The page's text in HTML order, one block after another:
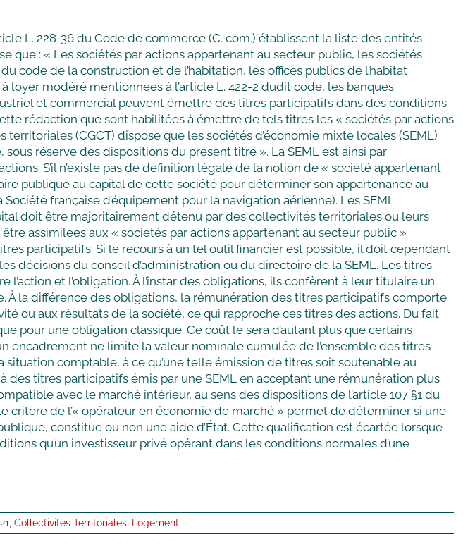
L. 228-36 du Code de commerce (C. com.) établissent la liste des entités
que : « Les sociétés par actions appartenant au secteur public, les sociétés
code de la construction et de l’habitation, les offices publics de l’habitat
loyer modéré mentionnées à l’article L. 422-2 dudit code, les banques
et commercial peuvent émettre des titres participatifs dans des conditions
rédaction que sont habilitées à émettre de tels titres les « sociétés par actions
(CGCT) dispose que les sociétés d’économie mixte locales (SEML)
réserve des dispositions du présent titre ». La SEML est ainsi par
S’il n’existe pas de définition légale de la notion de « société appartenant
publique au capital de cette société pour déterminer son appartenance au
française d’équipement pour la navigation aérienne). Les SEML
doit être majoritairement détenu par des collectivités territoriales ou leurs
assimilées aux « sociétés par actions appartenant au secteur public »
participatifs. Si le recours à un tel outil financier est possible, il doit cependant
décisions du conseil d’administration ou du directoire de la SEML. Les titres
et l’obligation. À l’instar des obligations, ils confèrent à leur titulaire un
la différence des obligations, la rémunération des titres participatifs comporte
ou aux résultats de la société, ce qui rapproche ces titres des actions. Du fait
pour une obligation classique. Ce coût le sera d’autant plus que certains
encadrement ne limite la valeur nominale cumulée de l’ensemble des titres
comptable, à ce qu’une telle émission de titres soit soutenable au
des titres participatifs émis par une SEML en acceptant une rémunération plus
avec le marché intérieur, au sens des dispositions de l’article 107 §1 du
critère de l’« opérateur en économie de marché » permet de déterminer si une
constitue ou non une aide d’État. Cette qualification est écartée lorsque
qu’un investisseur privé opérant dans les conditions normales d’une
Collectivités Territoriales Logement